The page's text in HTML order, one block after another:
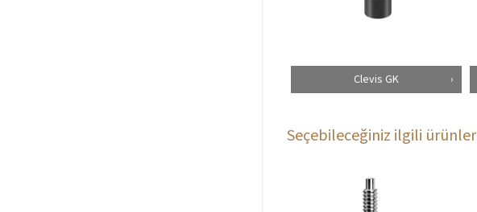
Clevis GK
Seçebileceğiniz ilgili ürünler